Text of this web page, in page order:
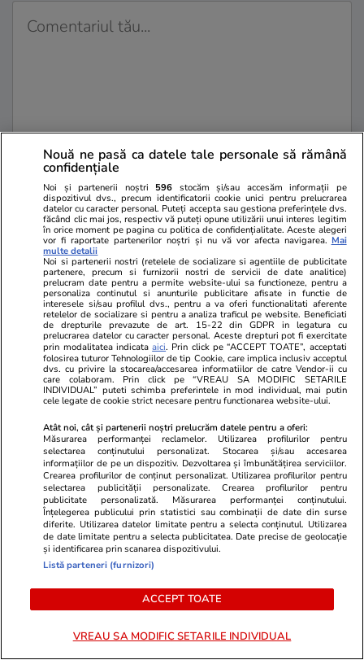
Sunt de acord cu regulile comunitatii
PARTENERI
Viva.ro
E breaking news-ul lunii în
politica românească, doamnelor,
domnișoarelor și domnilor! Astăzi,
făcut anunțul pe care nici colegii
lui nu se așteptau să-l audă. Într-
o mișcare fulger, liderul PSD
Unica.ro
Tudor
oricând pe
surprins
Nouă ne pasă ca datele tale personale să rămână
confidențiale
Noi și partenerii noștri 596 stocăm și/sau accesăm informații pe
dispozitivul dvs., precum identificatorii cookie unici pentru prelucrarea
datelor cu caracter personal. Puteți accepta sau gestiona preferințele dvs.
făcând clic mai jos, respectiv vă puteți opune utilizării unui interes legitim
în orice moment pe pagina cu politica de confidențialitate. Aceste alegeri
vor fi raportate partenerilor noștri și nu vă vor afecta navigarea. Mai
multe detalii
Noi si partenerii nostri (retelele de socializare si agentiile de publicitate
partenere, precum si furnizorii nostri de servicii de date analitice)
prelucram date pentru a permite website-ului sa functioneze, pentru a
personaliza continutul si anunturile publicitare afisate in functie de
interesele si/sau profilul dvs., pentru a va oferi functionalitati aferente
retelelor de socializare si pentru a analiza traficul pe website. Beneficiati
de drepturile prevazute de art. 15-22 din GDPR in legatura cu
prelucrarea datelor cu caracter personal. Aceste drepturi pot fi exercitate
prin modalitatea indicataaici. Prin click pe “ACCEPT TOATE”, acceptati
folosirea tuturor Tehnologiilor de tip Cookie, care implica inclusiv acceptul
dvs. cu privire la stocarea/accesarea informatiilor de catre Vendor-ii cu
care colaboram. Prin click pe “VREAU SA MODIFIC SETARILE
INDIVIDUAL” puteti schimba preferintele in mod individual, mai putin
cele legate de cookie strict necesare pentru functionarea website-ului.
Atât noi, cât și partenerii noștri prelucrăm datele pentru a oferi:
Măsurarea performanței reclamelor. Utilizarea profilurilor pentru
selectarea conținutului personalizat. Stocarea și/sau accesarea
informațiilor de pe un dispozitiv. Dezvoltarea și îmbunătățirea serviciilor.
Crearea profilurilor de conținut personalizat. Utilizarea profilurilor pentru
selectarea publicității personalizate. Crearea profilurilor pentru
publicitate personalizată. Măsurarea performanței conținutului.
Înțelegerea publicului prin statistici sau combinații de date din surse
diferite. Utilizarea datelor limitate pentru a selecta conținutul. Utilizarea
de date limitate pentru a selecta publicitatea. Date precise de geolocație
și identificarea prin scanarea dispozitivului.
Listă parteneri (furnizori)
ACCEPT TOATE
VREAU SA MODIFIC SETARILE INDIVIDUAL